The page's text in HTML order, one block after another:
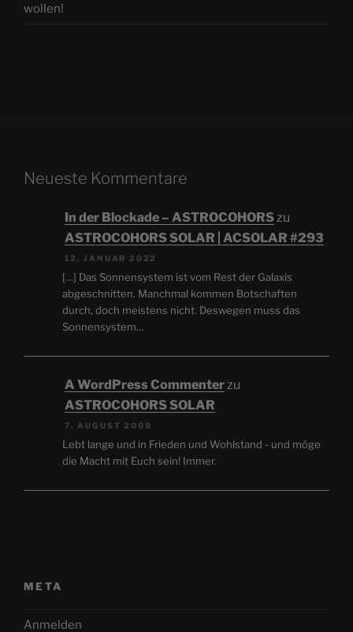
wollen!
Neueste Kommentare
In der Blockade – ASTROCOHORS zu
ASTROCOHORS SOLAR | ACSOLAR #293
12. JANUAR 2022
[…] Das Sonnensystem ist vom Rest der Galaxis
abgeschnitten. Manchmal kommen Botschaften
durch, doch meistens nicht. Deswegen muss das
Sonnensystem…
A WordPress Commenter zu
ASTROCOHORS SOLAR
7. AUGUST 2009
Lebt lange und in Frieden und Wohlstand - und möge
die Macht mit Euch sein! Immer.
META
Anmelden